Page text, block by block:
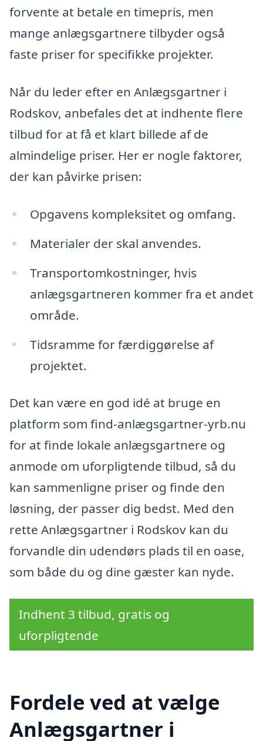
forvente at betale en timepris, men
mange anlægsgartnere tilbyder også
faste priser for specifikke projekter.
Når du leder efter en Anlægsgartner i
Rodskov, anbefales det at indhente flere
tilbud for at få et klart billede af de
almindelige priser. Her er nogle faktorer,
der kan påvirke prisen:
Opgavens kompleksitet og omfang.
Materialer der skal anvendes.
Transportomkostninger, hvis
anlægsgartneren kommer fra et andet
område.
Tidsramme for færdiggørelse af
projektet.
Det kan være en god idé at bruge en
platform som find-anlægsgartner-yrb.nu
for at finde lokale anlægsgartnere og
anmode om uforpligtende tilbud, så du
kan sammenligne priser og finde den
løsning, der passer dig bedst. Med den
rette Anlægsgartner i Rodskov kan du
forvandle din udendørs plads til en oase,
som både du og dine gæster kan nyde.
Indhent 3 tilbud, gratis og
uforpligtende
Fordele ved at vælge
Anlægsgartner i